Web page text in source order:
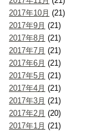
2017年10月 (21)
2017年9月 (21)
2017年8月 (21)
2017年7月 (21)
2017年6月 (21)
2017年5月 (21)
2017年4月 (21)
2017年3月 (21)
2017年2月 (20)
2017年1月 (21)